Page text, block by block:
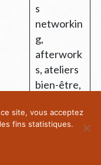
s
networkin
g,
afterwork
s, ateliers
bien-être,
Safe &
Healthy
site, vous acceptez
fins statistiques.